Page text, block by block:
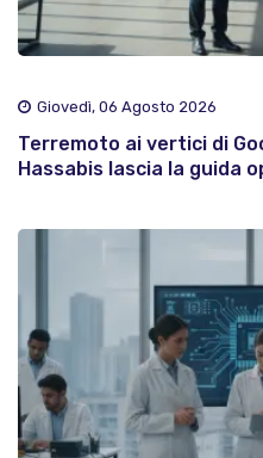
Giovedì, 06 Agosto 2026
Terremoto ai vertici di
Hassabis lascia la guida